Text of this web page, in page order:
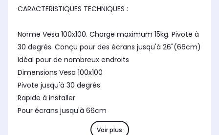
Diagonale (en cm)
CARACTERISTIQUES TECHNIQUES :
Norme Vesa 100x100. Charge maximum 15kg. Pivote à
30 degrés. Conçu pour des écrans jusqu'à 26"(66cm)
Idéal pour de nombreux endroits
Dimensions Vesa 100x100
Pivote jusqu'à 30 degrés
Rapide à installer
Pour écrans jusqu'à 66cm
Voir plus